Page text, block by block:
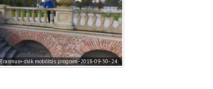
Erasmus+ diák mobilitás program -2018-09-30- 24